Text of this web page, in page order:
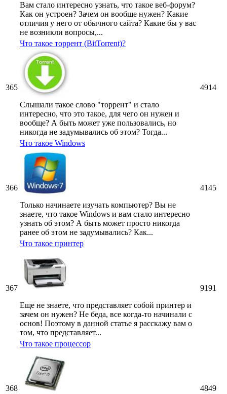
Вам стало интересно узнать, что такое веб-форум?
Как он устроен? Зачем он вообще нужен? Какие
отличия у него от обычного сайта? Какие бы у вас
не возникли вопросы,...
365
Что такое торрент (BitTorrent)?
Слышали такое слово "торрент" и стало
интересно, что это такое, для чего он нужен и
вообще? А быть может уже пользовались, но
никогда не задумывались об этом? Тогда...
4914
366
Что такое Windows
Только начинаете изучать компьютер? Вы не
знаете, что такое Windows и вам стало интересно
узнать об этом? А быть может просто никогда
ранее об этом не задумывались? Как...
4145
367
Что такое принтер
Еще не знаете, что представляет собой принтер и
зачем он нужен? Не беда, все когда-то начинали с
основ! Поэтому в данной статье я расскажу вам о
том, что представляет...
9191
368
Что такое процессор
4849